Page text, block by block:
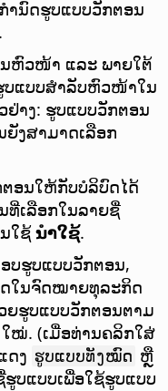
ຳນົດຮູບແບບວັກຕອນ
ຫົວໜ້າ ແລະ ພາຍໃຕ້
ບແບບສຳລັບຫົວໜ້າໃນ
າງ: ຮູບແບບວັກຕອນ
ງສາມາດເລືອກ
ອນໃຫ້ກັບບໍລິບົດໄດ້
ທີ່ເລືອກໃນລາຍຊື່
ໃຊ້ນຳໃຊ້.
ບຮູບແບບວັກຕອນ,
ໃນຈົດໝາຍທຸລະກິດ
ຮູບແບບວັກຕອນຕາມ
ໃໝ່. (ເມື່ອທ່ານຄລິກໃສ່
ດງ ຮູບແບບທັງໝົດ ຫຼື
ບແບບເພື່ອໃຊ້ຮູບແບບ